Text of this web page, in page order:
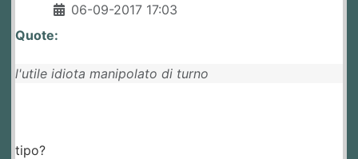
06-09-2017 17:03
Quote:
l'utile idiota manipolato di turno
tipo?